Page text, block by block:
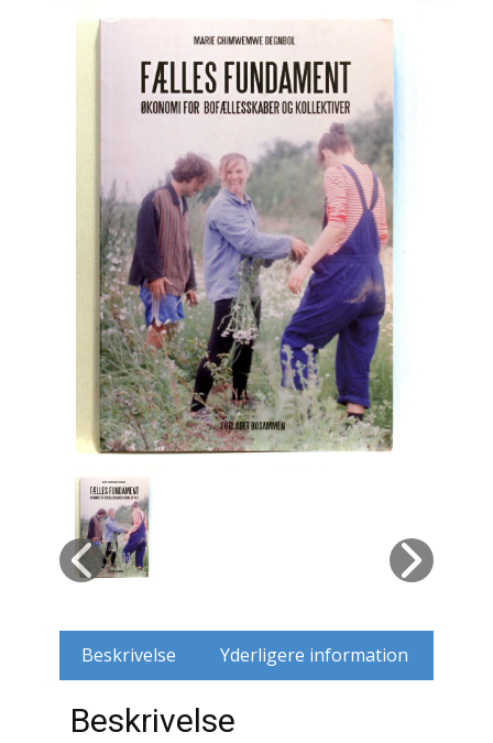
Fantasy / Sciencefiction
Håndarbejde
Håndværk
Historie
Hobby
Hus / Have
Husdyr
Jagt
Jernbaner
Kirkehistorie / Religion
Krige / Slag
Krop / Sind
Kunst
Beskrivelse Yderligere information
Beskrivelse